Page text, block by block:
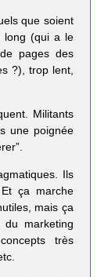
que soient
long (qui a le
pages des
?), trop lent,
Militants
une poignée
Ils
Et ça marche
mais ça
du marketing
très